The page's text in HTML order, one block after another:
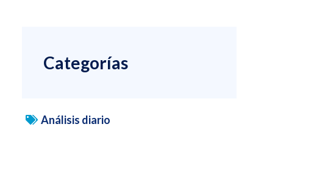
Categorías
Análisis diario